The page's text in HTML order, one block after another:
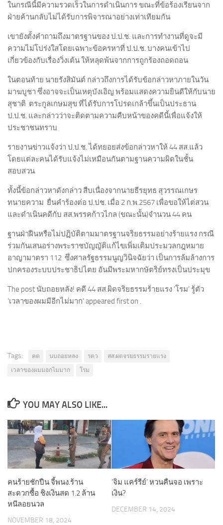
ในกรณีนี้มีความรวดเร็วในการดำเนินการ ขณะที่ข้อร้องเรียนจาก
ฝ่ายค้านกลับไม่ได้รับการพิจารณาอย่างเท่าเทียมกัน
เขายังตั้งคำถามถึงมาตรฐานของ ป.ป.ช. และการทำงานที่ดูจะมี
ความไม่โปร่งใสโดยเฉพาะข้อครหาที่ ป.ป.ช. บางคนเข้าไป
เกี่ยวข้องกับเรื่องวิ่งเต้น ให้หลุดพ้นจากการถูกร้องถอดถอน
ในตอนท้าย นายรังสิมันต์ กล่าวถึงการได้รับข้อกล่าวหาภายในวัน
มาฆบูชา ซึ่งอาจจะเป็นเหตุบังเอิญ พร้อมแสดงความยินดีให้กับนาย
สุชาติ ตระกูลเกษมสุข ที่ได้รับการโปรดเกล้าขึ้นเป็นประธาน
ป.ป.ช. และกล่าวว่าจะติดตามความคืบหน้าของคดีนี้เพื่อแจ้งให้
ประชาชนทราบ
รายงานข่าวแจ้งว่า ป.ป.ช. ได้ทยอยส่งข้อกล่าวหาให้ 44 สส.แล้ว
โดยแต่ละคนได้รับแจ้งไม่เหมือนกันตามฐานความผิดในชั้น
สอบสวน
ทั้งนี้ข้อกล่าวหาดังกล่าว สืบเนื่องจากนายธีรยุทธ สุวรรณเกษร
ทนายความ ยื่นคำร้องต่อ ป.ปช. เมื่อ 2 ก.พ.2567 เพื่อขอให้ไต่สวน
และดำเนินคดีกับ สส.พรรคก้าวไกล (ขณะนั้น)จำนวน 44 คน
ฐานฝ่าฝืนหรือไม่ปฏิบัติตามมาตรฐานจริยธรรมอย่างร้ายแรง กรณี
ร่วมกันเสนอร่างพระราชบัญญัติแก้ไขเพิ่มเติมประมวลกฎหมาย
อาญามาตรา 112 ซึ่งศาลรัฐธรรมนูญวินิจฉัยว่า เป็นการล้มล้างการ
ปกครองระบบประชาธิปไตย อันมีพระมหากษัตริย์ทรงเป็นประมุข
The post นับถอยหลัง! คดี 44 สส.ผิดจริยธรรมร้ายแรง ’โรม‘ รู้ตัว
‘เวลาของผมมีอีกไม่มาก‘ appeared first on .
Tags: คด นบถอยหลง รตว
สส.ผดจรยธรรมรายแรง
เวลาของผมมอกไมมาก
โรม
YOU MAY ALSO LIKE...
คนร้ายชักปืน จี้พนง.ร้าน
สะดวกซื้อ ชิงเงินสด 1.2 ล้าน
หนีลอยนวล
NOVEMBER 18, 2024
‘จิม แคร์รีย์’ หวนคืนจอ เพราะ
เงิน?
DECEMBER 14, 2024